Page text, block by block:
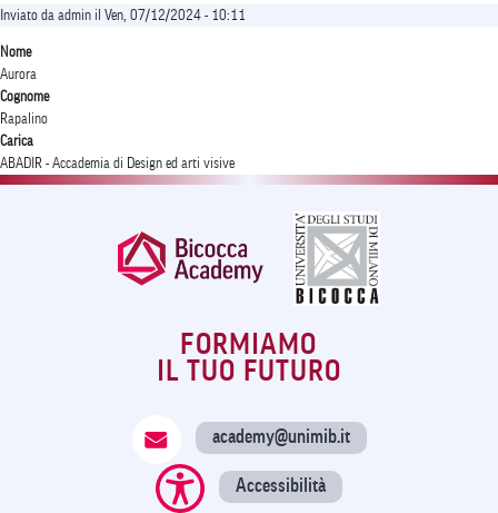
Inviato da admin il Ven, 07/12/2024 - 10:11
Nome
Aurora
Cognome
Rapalino
Carica
ABADIR - Accademia di Design ed arti visive
FORMIAMO
IL TUO FUTURO
academy@unimib.it
Accessibilità